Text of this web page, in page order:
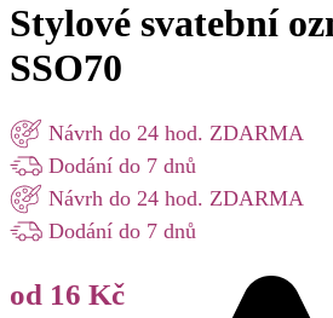
Stylové svatební
SSO70
Návrh do 24 hod. ZDARMA
Dodání do 7 dnů
Návrh do 24 hod. ZDARMA
Dodání do 7 dnů
od 16 Kč